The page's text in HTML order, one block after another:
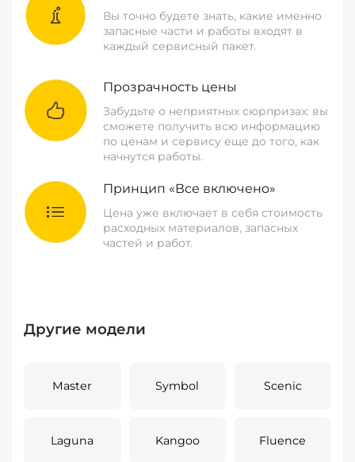
Вы точно будете знать, какие именно
запасные части и работы входят в
каждый сервисный пакет.
Прозрачность цены
Забудьте о неприятных сюрпризах: вы
сможете получить всю информацию
по ценам и сервису еще до того, как
начнутся работы.
Принцип «Все включено»
Цена уже включает в себя стоимость
расходных материалов, запасных
частей и работ.
Другие модели
Master Symbol Scenic
Laguna Kangoo Fluence